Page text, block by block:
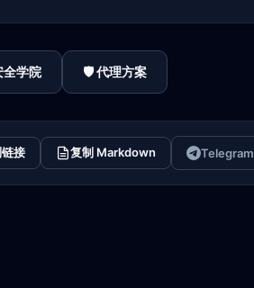
全学院 🛡️ 代理方案
接 复制 Markdown Telegram